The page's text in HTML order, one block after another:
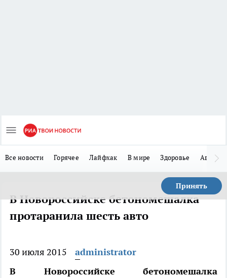
Все новости Горячее Лайфхак В мире Здоровье Авто
Принять
В Новороссийске бетономешалка
протаранила шесть авто
30 июля 2015
administrator
В Новороссийске бетономешалка